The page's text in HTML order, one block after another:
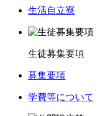
生活自立寮
生徒募集要項
募集要項
学費等について